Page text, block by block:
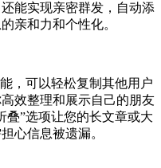
能实现亲密群发，自动添
亲和力和个性化。
，可以轻松复制其他用户
效整理和展示自己的朋友
叠”选项让您的长文章或大
心信息被遗漏。